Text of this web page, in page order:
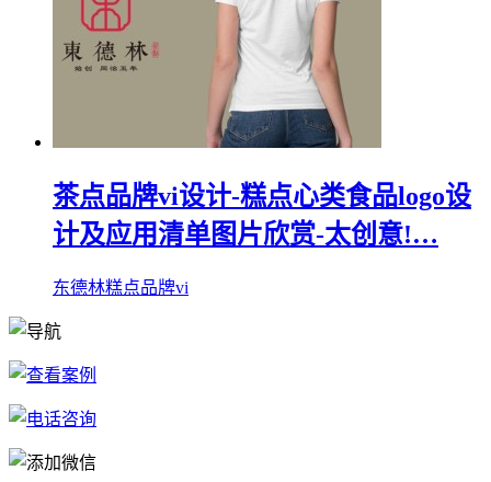
茶点品牌vi设计-糕点心类食品logo设
计及应用清单图片欣赏-太创意!…
东德林糕点品牌vi